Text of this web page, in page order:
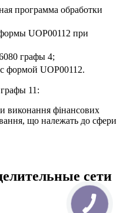
программа обработки
UOP00112 при
графы 4;
формой UOP00112.
11:
виконання фінансових
що належать до сфери
сети